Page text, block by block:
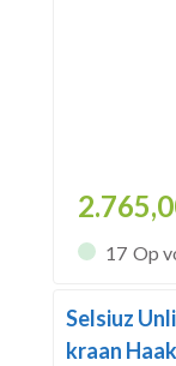
17 Op
Selsiuz
kraan